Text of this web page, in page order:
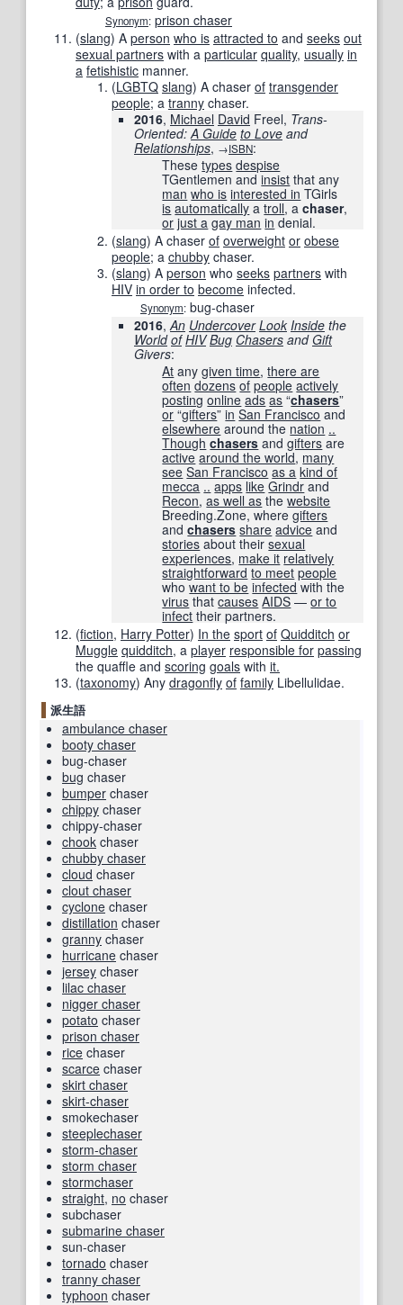
Synonym: prison chaser
(slang) A person who is attracted to and seeks out
sexual partners with a particular quality, usually in
a fetishistic manner.
(LGBTQ slang) A chaser of transgender
people; a tranny chaser.
2016, Michael David Freel, Trans-
Oriented:A Guide to Love and
Relationships, →ISBN:
Thesetypes despise
TGentlemen andinsist that any
man who is interested in TGirls
is automatically atroll, achaser,
or just a gay man in denial.
(slang) A chaser of overweight or obese
people; a chubby chaser.
(slang) A person who seeks partners with
HIV in order to become infected.
Synonym: bug-chaser
2016,An Undercover Look Inside the
World of HIV Bug Chasers andGift
Givers‎:
At anygiven time,there are
often dozens of people actively
posting online ads as “chasers”
or “gifters”in San Francisco and
elsewhere around the nation ..
Though chasers andgifters are
active around the world, many
see San Francisco as a kind of
mecca .. apps like Grindr and
Recon,as well as thewebsite
Breeding.Zone, wheregifters
andchasers share advice and
stories about theirsexual
experiences, make it relatively
straightforward to meet people
whowant to be infected with the
virus thatcauses AIDS —or to
infect their partners.
(fiction, Harry Potter) In the sport of Quidditch or
Muggle quidditch, a player responsible for passing
the quaffle and scoring goals with it.
(taxonomy) Any dragonfly of family Libellulidae.
派生語
ambulance chaser
booty chaser
bug-chaser
bug chaser
bumper chaser
chippy chaser
chippy-chaser
chook chaser
chubby chaser
cloud chaser
clout chaser
cyclone chaser
distillation chaser
granny chaser
hurricane chaser
jersey chaser
lilac chaser
nigger chaser
potato chaser
prison chaser
rice chaser
scarce chaser
skirt chaser
skirt-chaser
smokechaser
steeplechaser
storm-chaser
storm chaser
stormchaser
straight, no chaser
subchaser
submarine chaser
sun-chaser
tornado chaser
tranny chaser
typhoon chaser